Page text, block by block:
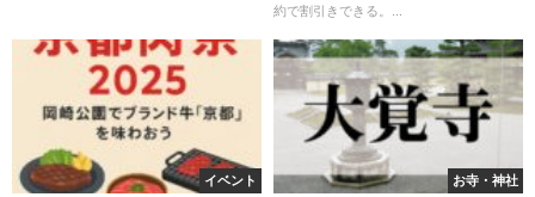
約で割引きできる。...
イベント お寺・神社